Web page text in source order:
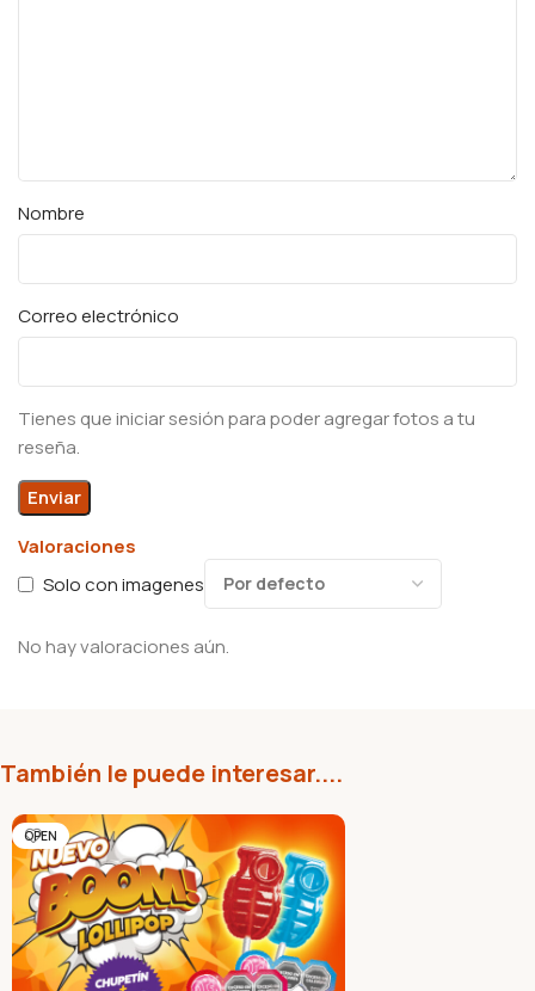
Valoraciones
Solo con imagenes
No hay valoraciones aún.
Nombre
Correo electrónico
Tienes que iniciar sesión para poder agregar fotos a tu
reseña.
También le puede interesar....
OPEN